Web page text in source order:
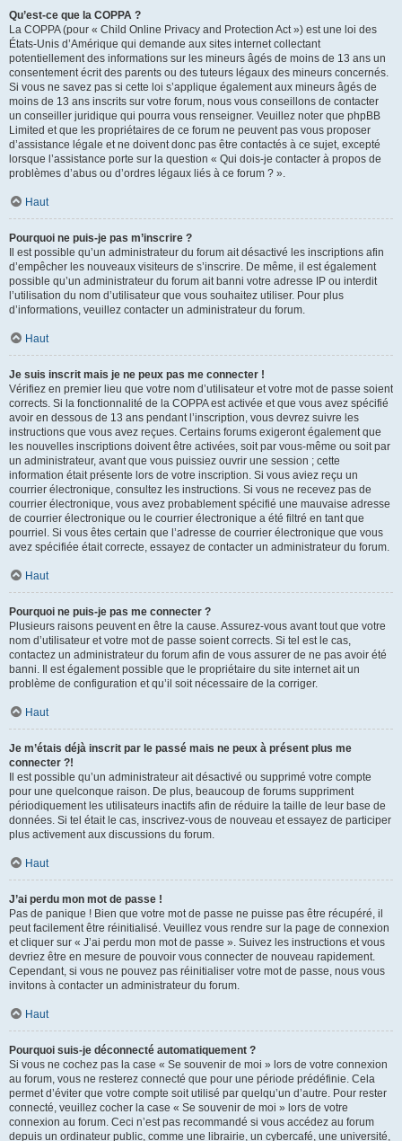
Qu’est-ce que la COPPA ?
La COPPA (pour « Child Online Privacy and Protection Act ») est une loi des
États-Unis d’Amérique qui demande aux sites internet collectant
potentiellement des informations sur les mineurs âgés de moins de 13 ans un
consentement écrit des parents ou des tuteurs légaux des mineurs concernés.
Si vous ne savez pas si cette loi s’applique également aux mineurs âgés de
moins de 13 ans inscrits sur votre forum, nous vous conseillons de contacter
un conseiller juridique qui pourra vous renseigner. Veuillez noter que phpBB
Limited et que les propriétaires de ce forum ne peuvent pas vous proposer
d’assistance légale et ne doivent donc pas être contactés à ce sujet, excepté
lorsque l’assistance porte sur la question « Qui dois-je contacter à propos de
problèmes d’abus ou d’ordres légaux liés à ce forum ? ».
Haut
Pourquoi ne puis-je pas m’inscrire ?
Il est possible qu’un administrateur du forum ait désactivé les inscriptions afin
d’empêcher les nouveaux visiteurs de s’inscrire. De même, il est également
possible qu’un administrateur du forum ait banni votre adresse IP ou interdit
l’utilisation du nom d’utilisateur que vous souhaitez utiliser. Pour plus
d’informations, veuillez contacter un administrateur du forum.
Haut
Je suis inscrit mais je ne peux pas me connecter !
Vérifiez en premier lieu que votre nom d’utilisateur et votre mot de passe soient
corrects. Si la fonctionnalité de la COPPA est activée et que vous avez spécifié
avoir en dessous de 13 ans pendant l’inscription, vous devrez suivre les
instructions que vous avez reçues. Certains forums exigeront également que
les nouvelles inscriptions doivent être activées, soit par vous-même ou soit par
un administrateur, avant que vous puissiez ouvrir une session ; cette
information était présente lors de votre inscription. Si vous aviez reçu un
courrier électronique, consultez les instructions. Si vous ne recevez pas de
courrier électronique, vous avez probablement spécifié une mauvaise adresse
de courrier électronique ou le courrier électronique a été filtré en tant que
pourriel. Si vous êtes certain que l’adresse de courrier électronique que vous
avez spécifiée était correcte, essayez de contacter un administrateur du forum.
Haut
Pourquoi ne puis-je pas me connecter ?
Plusieurs raisons peuvent en être la cause. Assurez-vous avant tout que votre
nom d’utilisateur et votre mot de passe soient corrects. Si tel est le cas,
contactez un administrateur du forum afin de vous assurer de ne pas avoir été
banni. Il est également possible que le propriétaire du site internet ait un
problème de configuration et qu’il soit nécessaire de la corriger.
Haut
Je m’étais déjà inscrit par le passé mais ne peux à présent plus me
connecter ?!
Il est possible qu’un administrateur ait désactivé ou supprimé votre compte
pour une quelconque raison. De plus, beaucoup de forums suppriment
périodiquement les utilisateurs inactifs afin de réduire la taille de leur base de
données. Si tel était le cas, inscrivez-vous de nouveau et essayez de participer
plus activement aux discussions du forum.
Haut
J’ai perdu mon mot de passe !
Pas de panique ! Bien que votre mot de passe ne puisse pas être récupéré, il
peut facilement être réinitialisé. Veuillez vous rendre sur la page de connexion
et cliquer sur « J’ai perdu mon mot de passe ». Suivez les instructions et vous
devriez être en mesure de pouvoir vous connecter de nouveau rapidement.
Cependant, si vous ne pouvez pas réinitialiser votre mot de passe, nous vous
invitons à contacter un administrateur du forum.
Haut
Pourquoi suis-je déconnecté automatiquement ?
Si vous ne cochez pas la case « Se souvenir de moi » lors de votre connexion
au forum, vous ne resterez connecté que pour une période prédéfinie. Cela
permet d’éviter que votre compte soit utilisé par quelqu’un d’autre. Pour rester
connecté, veuillez cocher la case « Se souvenir de moi » lors de votre
connexion au forum. Ceci n’est pas recommandé si vous accédez au forum
depuis un ordinateur public, comme une librairie, un cybercafé, une université,